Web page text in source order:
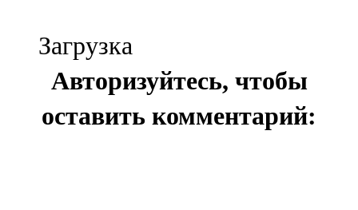
Загрузка
Авторизуйтесь, чтобы
оставить комментарий: